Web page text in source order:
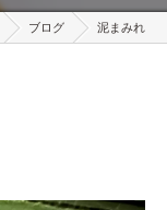
ブログ 泥まみれ